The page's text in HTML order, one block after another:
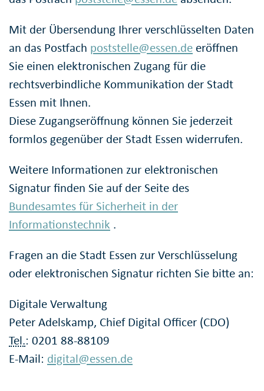
Mit der Übersendung Ihrer verschlüsselten Daten
an das Postfach poststelle@essen.de eröffnen
Sie einen elektronischen Zugang für die
rechtsverbindliche Kommunikation der Stadt
Essen mit Ihnen.
Diese Zugangseröffnung können Sie jederzeit
formlos gegenüber der Stadt Essen widerrufen.
Weitere Informationen zur elektronischen
Signatur finden Sie auf der Seite des
Bundesamtes für Sicherheit in der
Informationstechnik .
Fragen an die Stadt Essen zur Verschlüsselung
oder elektronischen Signatur richten Sie bitte an:
Digitale Verwaltung
Peter Adelskamp, Chief Digital Officer (CDO)
Tel.: 0201 88-88109
E-Mail: digital@essen.de